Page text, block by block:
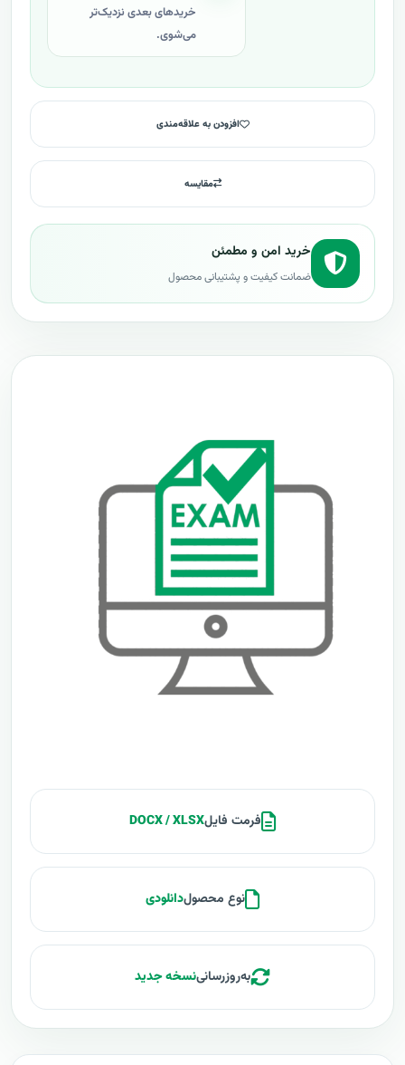
خریدهای بعدی نزدیک‌تر
می‌شوی.
افزودن به علاقه‌مندی
مقایسه
خرید امن و مطمئن
ضمانت کیفیت و پشتیبانی محصول
فرمت فایلDOCX / XLSX
نوع محصولدانلودی
به‌روزرسانینسخه جدید